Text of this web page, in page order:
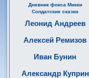
Дневник фокса Микки
Солдатские сказки
Леонид Андреев
Алексей Ремизов
Иван Бунин
Александр Куприн